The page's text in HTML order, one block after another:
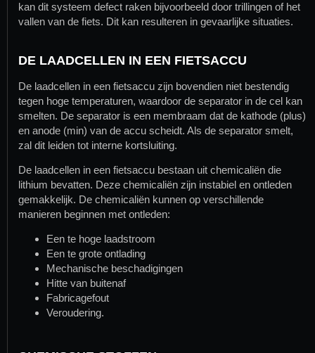
kan dit systeem defect raken bijvoorbeeld door trillingen of het
vallen van de fiets. Dit kan resulteren in gevaarlijke situaties.
DE LAADCELLEN IN EEN FIETSACCU
De laadcellen in een fietsaccu zijn bovendien niet bestendig
tegen hoge temperaturen, waardoor de separator in de cel kan
smelten. De separator is een membraam dat de kathode (plus)
en anode (min) van de accu scheidt. Als de separator smelt,
zal dit leiden tot interne kortsluiting.
De laadcellen in een fietsaccu bestaan uit chemicaliën die
lithium bevatten. Deze chemicaliën zijn instabiel en ontleden
gemakkelijk. De chemicaliën kunnen op verschillende
manieren beginnen met ontleden:
Een te hoge laadstroom
Een te grote ontlading
Mechanische beschadigingen
Hitte van buitenaf
Fabricagefout
Veroudering.